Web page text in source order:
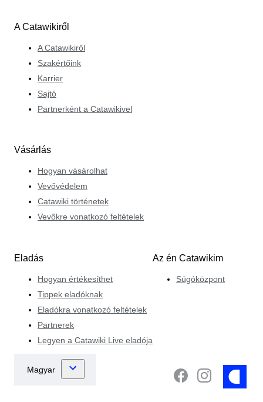
A Catawikiről
A Catawikiről
Szakértőink
Karrier
Sajtó
Partnerként a Catawikivel
Vásárlás
Hogyan vásárolhat
Vevővédelem
Catawiki történetek
Vevőkre vonatkozó feltételek
Eladás
Hogyan értékesíthet
Tippek eladóknak
Eladókra vonatkozó feltételek
Partnerek
Legyen a Catawiki Live eladója
Az én Catawikim
Súgóközpont